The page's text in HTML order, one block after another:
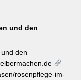
empfohlene
Sorten für Balkon
und den
den
rosenpflege-im-